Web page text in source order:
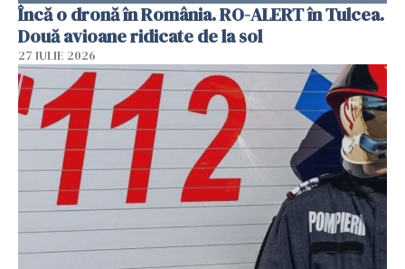
Încă o dronă în România. RO-ALERT în Tulcea.
Două avioane ridicate de la sol
27 IULIE 2026